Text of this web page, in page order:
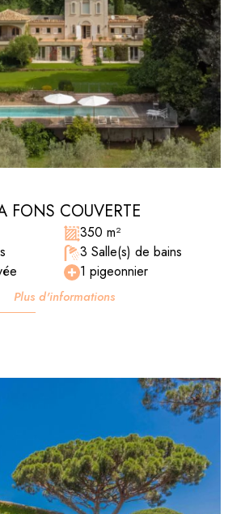
FONS COUVERTE
350 m²
3 Salle(s) de bains
1 pigeonnier
Plus d'informations